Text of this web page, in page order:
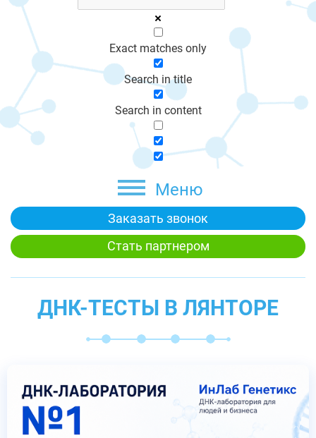
Exact matches only
Search in title
Search in content
Меню
Заказать звонок
Стать партнером
ДНК-ТЕСТЫ В ЛЯНТОРЕ